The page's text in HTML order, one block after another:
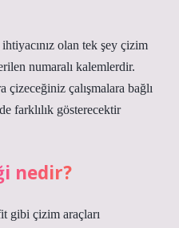
olan tek şey çizim
numaralı kalemlerdir.
çizeceğiniz çalışmalara bağlı
farklılık gösterecektir
nedir?
gibi çizim araçları